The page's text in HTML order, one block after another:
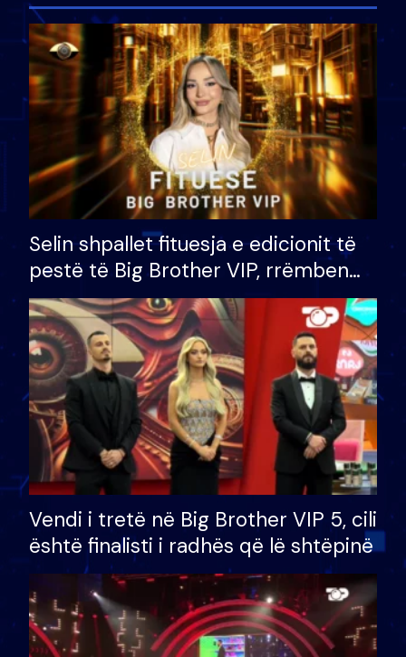
Selin shpallet fituesja e edicionit të
pestë të Big Brother VIP, rrëmben
çmimin e madh prej 100 mijë eurosh
Vendi i tretë në Big Brother VIP 5, cili
është finalisti i radhës që lë shtëpinë